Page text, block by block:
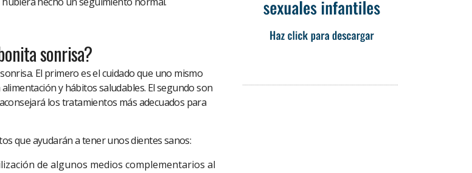
sonrisa?
El primero es el cuidado que uno mismo
y hábitos saludables. El segundo son
los tratamientos más adecuados para
que ayudarán a tener unos dientes sanos:
de algunos medios complementarios al